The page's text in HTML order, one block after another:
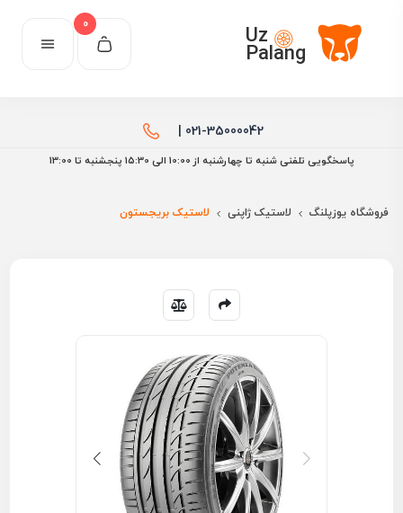
Uz
Palang
0
021-35000042 |
پاسخگویی تلفنی شنبه تا چهارشنبه از 10:00 الی ۱۵:30 پنجشنبه تا 13:00
فروشگاه یوزپلنگ لاستیک ژاپنی لاستیک بریجستون